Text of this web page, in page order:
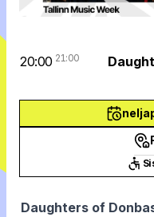
Daughters of
20:00 21:00